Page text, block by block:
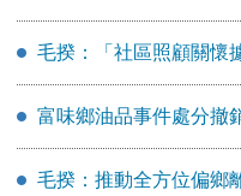
毛揆：「社區照顧關懷
富味鄉油品事件處分撤
毛揆：推動全方位偏